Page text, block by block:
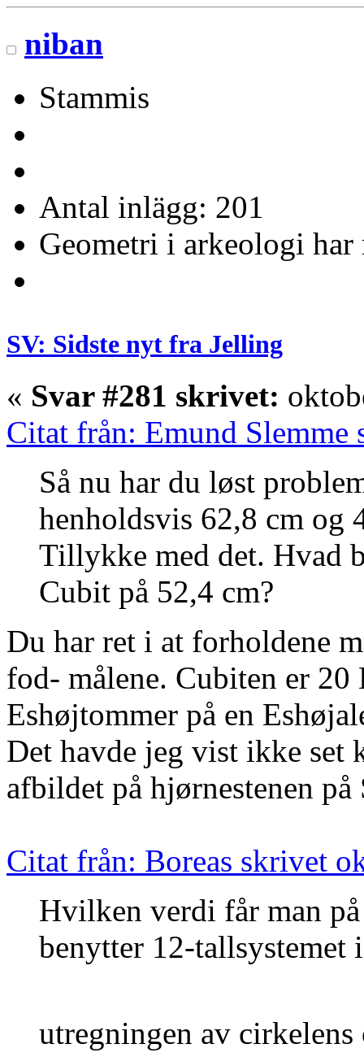
niban
Stammis
Antal inlägg: 201
Geometri i arkeologi har
SV: Sidste nyt fra Jelling
« Svar #281 skrivet:
Citat från: Emund
Så nu har du løst
henholdsvis 62,8 cm og
Tillykke med det. Hvad
Cubit på 52,4 cm?
Du har ret i at forholdene
fod- målene. Cubiten er
Eshøjtommer på en
Det havde jeg vist ikke set
afbildet på hjørnestenen
Citat från: Boreas skrivet
Hvilken verdi får man
benytter 12-tallsystemet
utregningen av